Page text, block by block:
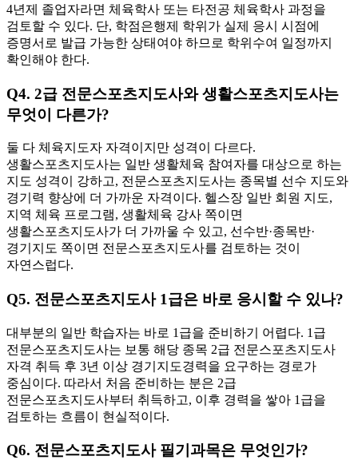
4년제 졸업자라면 체육학사 또는 타전공 체육학사 과정을
검토할 수 있다. 단, 학점은행제 학위가 실제 응시 시점에
증명서로 발급 가능한 상태여야 하므로 학위수여 일정까지
확인해야 한다.
Q4. 2급 전문스포츠지도사와 생활스포츠지도사는
무엇이 다른가?
둘 다 체육지도자 자격이지만 성격이 다르다.
생활스포츠지도사는 일반 생활체육 참여자를 대상으로 하는
지도 성격이 강하고, 전문스포츠지도사는 종목별 선수 지도와
경기력 향상에 더 가까운 자격이다. 헬스장 일반 회원 지도,
지역 체육 프로그램, 생활체육 강사 쪽이면
생활스포츠지도사가 더 가까울 수 있고, 선수반·종목반·
경기지도 쪽이면 전문스포츠지도사를 검토하는 것이
자연스럽다.
Q5. 전문스포츠지도사 1급은 바로 응시할 수 있나?
대부분의 일반 학습자는 바로 1급을 준비하기 어렵다. 1급
전문스포츠지도사는 보통 해당 종목 2급 전문스포츠지도사
자격 취득 후 3년 이상 경기지도경력을 요구하는 경로가
중심이다. 따라서 처음 준비하는 분은 2급
전문스포츠지도사부터 취득하고, 이후 경력을 쌓아 1급을
검토하는 흐름이 현실적이다.
Q6. 전문스포츠지도사 필기과목은 무엇인가?